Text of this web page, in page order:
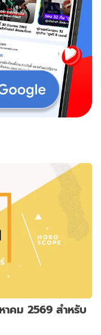
คม 2569 สำหรับ